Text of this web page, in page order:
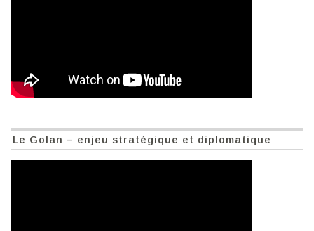
Le Golan – enjeu stratégique et diplomatique